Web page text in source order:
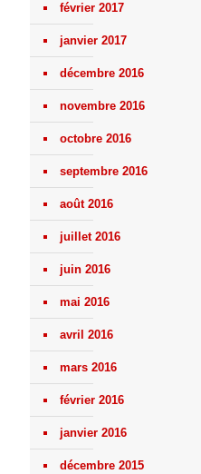
février 2017
janvier 2017
décembre 2016
novembre 2016
octobre 2016
septembre 2016
août 2016
juillet 2016
juin 2016
mai 2016
avril 2016
mars 2016
février 2016
janvier 2016
décembre 2015